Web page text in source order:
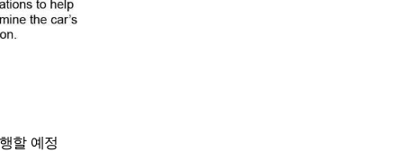
할 예정